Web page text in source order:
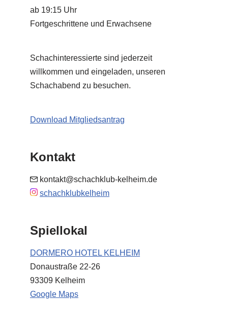
ab 19:15 Uhr
Fortgeschrittene und Erwachsene
Schachinteressierte sind jederzeit
willkommen und eingeladen, unseren
Schachabend zu besuchen.
Download Mitgliedsantrag
Kontakt
kontakt@schachklub-kelheim.de
schachklubkelheim
Spiellokal
DORMERO HOTEL KELHEIM
Donaustraße 22-26
93309 Kelheim
Google Maps